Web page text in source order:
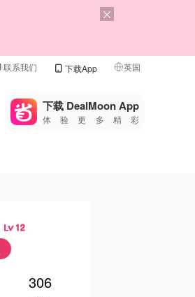
联系我们 下载App 英国
🇺🇸
🇨🇳 中国
🇮🇹
下载 DealMoon App
体验更多精彩
12
306